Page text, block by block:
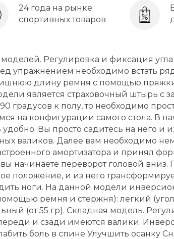
24 года на рынке
спортивных товаров
Регулировка и фиксация
упражнением необходимо встать
длину ремня с помощью
является страховочный штырь с
градусов к полу, то необходимо
на конфигурации самого стола. В
Вы просто садитесь на него и
валиков. Далее вам необходимо
амортизатора и принял
начинаете переворот головой вниз.
положение, и из него
ноги. На данной модели
ремня и стержня): легкий (угол
(от 55 гр). Складная модель.
и сзади имеются валики.
боль в спине Улучшить осанку